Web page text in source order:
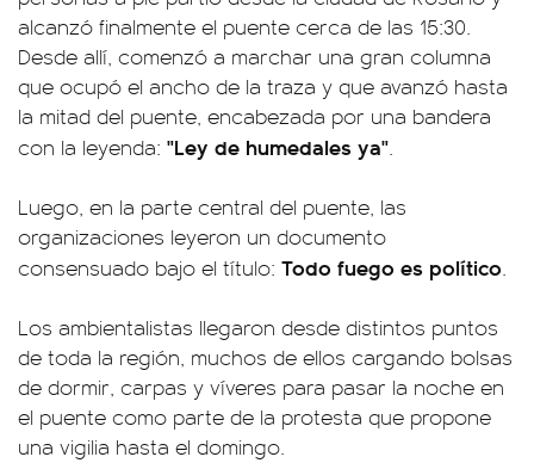
alcanzó finalmente el puente cerca de las 15:30.
Desde allí, comenzó a marchar una gran columna
que ocupó el ancho de la traza y que avanzó hasta
la mitad del puente, encabezada por una bandera
con la leyenda: "Ley de humedales ya".
Luego, en la parte central del puente, las
organizaciones leyeron un documento
consensuado bajo el título: Todo fuego es político.
Los ambientalistas llegaron desde distintos puntos
de toda la región, muchos de ellos cargando bolsas
de dormir, carpas y víveres para pasar la noche en
el puente como parte de la protesta que propone
una vigilia hasta el domingo.